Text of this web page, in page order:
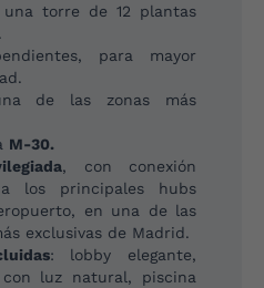
Te ayudamos
seguramente alguien ya lo
respondido aquí.
torre de 12 plantas
para mayor
de las zonas más
M-30.
, con conexión
los principales hubs
en una de las
exclusivas de Madrid.
: lobby elegante,
con luz natural, piscina